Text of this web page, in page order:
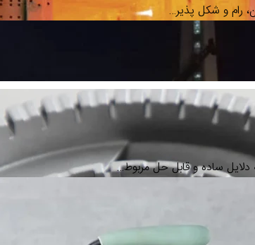
رام و شکل پذیر…
ساده و قابل حل مربوط…